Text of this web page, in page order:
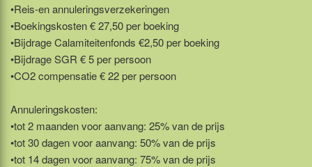
•Reis-en annuleringsverzekeringen
•Boekingskosten € 27,50 per boeking
•Bijdrage Calamiteitenfonds €2,50 per boeking
•Bijdrage SGR € 5 per persoon
•CO2 compensatie € 22 per persoon
Annuleringskosten:
•tot 2 maanden voor aanvang: 25% van de prijs
•tot 30 dagen voor aanvang: 50% van de prijs
•tot 14 dagen voor aanvang: 75% van de prijs